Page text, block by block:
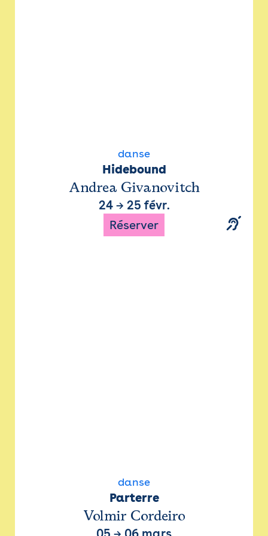
danse
Hidebound
Andrea Givanovitch
24→ 25 févr.
Réserver
danse
Parterre
Volmir Cordeiro